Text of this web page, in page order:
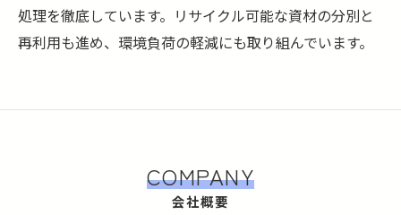
処理を徹底しています。リサイクル可能な資材の分別と
再利用も進め、環境負荷の軽減にも取り組んでいます。
会社概要
COMPANY